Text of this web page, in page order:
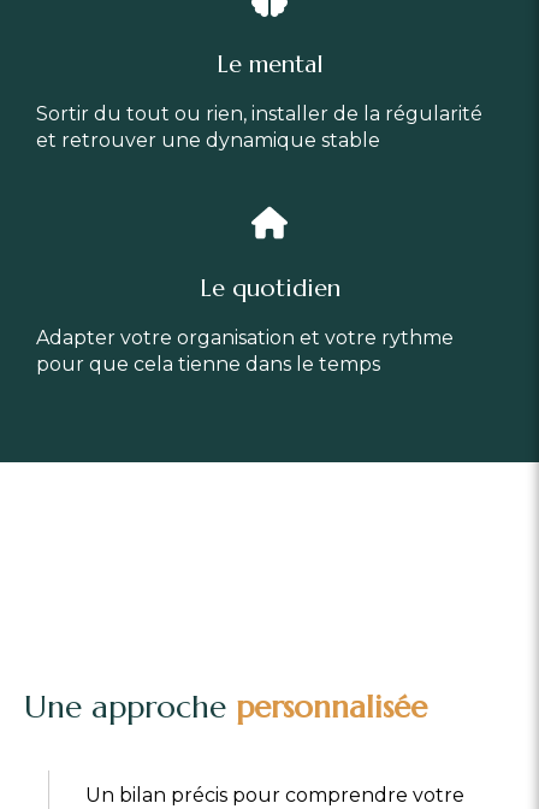
Le mental
Sortir du tout ou rien, installer de la régularité
et retrouver une dynamique stable
Le quotidien
Adapter votre organisation et votre rythme
pour que cela tienne dans le temps
Une approche personnalisée
Un bilan précis pour comprendre votre